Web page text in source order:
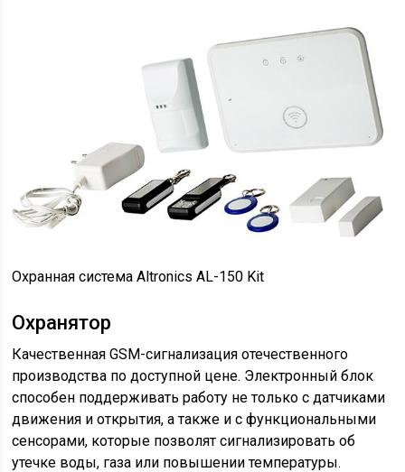
Охранная система Altronics AL-150 Kit
Охранятор
Качественная GSM-сигнализация отечественного
производства по доступной цене. Электронный блок
способен поддерживать работу не только с датчиками
движения и открытия, а также и с функциональными
сенсорами, которые позволят сигнализировать об
утечке воды, газа или повышении температуры.